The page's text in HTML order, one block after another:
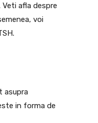
afla despre
voi
asupra
in forma de